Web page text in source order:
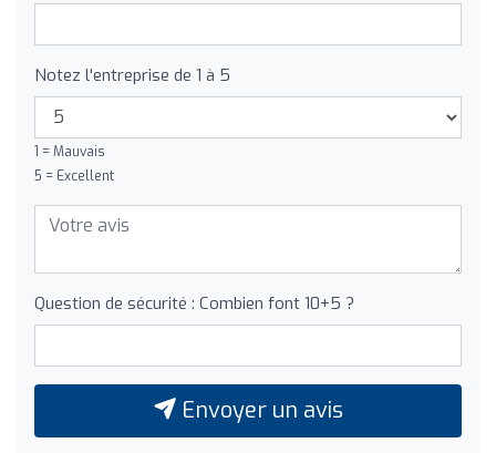
Notez l'entreprise de 1 à 5
1 = Mauvais
5 = Excellent
Question de sécurité : Combien font 10+5 ?
Envoyer un avis